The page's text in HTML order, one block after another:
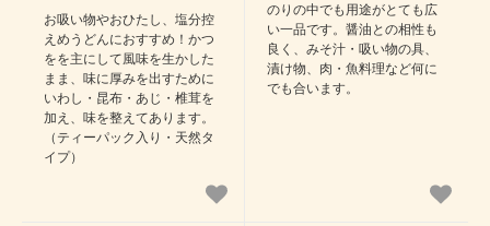
お吸い物やおひたし、塩分控
えめうどんにおすすめ！かつ
をを主にして風味を生かした
まま、味に厚みを出すために
いわし・昆布・あじ・椎茸を
加え、味を整えてあります。
（ティーパック入り・天然タ
イプ）
のりの中でも用途がとても広
い一品です。醤油との相性も
良く、みそ汁・吸い物の具、
漬け物、肉・魚料理など何に
でも合います。